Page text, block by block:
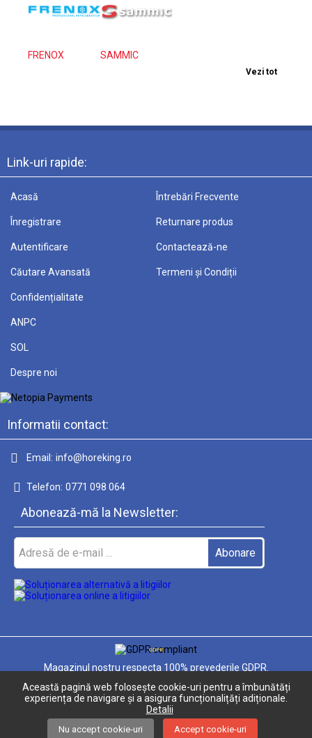
FRENOX SAMMIC
Vezi tot
Link-uri rapide:
Acasă
Înregistrare
Autentificare
Căutare Avansată
Întrebări Frecvente
Returnare produs
Contactează-ne
Termeni și Condiții
Confidențialitate
ANPC
SOL
Despre noi
Informatii contact:
Email: info@horeking.ro
Telefon: 0771 098 064
Abonează-mă la Newsletter:
GDPR
Magazinul nostru respecta 100% prevederile GDPR.
Informatiile mele personale
Solutie comert electronic Seliton
Această pagină web folosește cookie-uri pentru a îmbunătăți
experiența de navigare și a asigura funcționalițăți adiționale.
Detalii
Nu accept cookie-uri Accept cookie-uri